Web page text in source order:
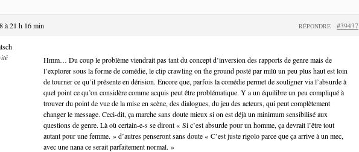
à 21 h 16 min #39437
RÉPONDRE
Hmm… Du coup le problème viendrait pas tant du concept d’inversion des rapports de genre mais de
l’explorer sous la forme de comédie, le clip crawling on the ground posté par milù un peu plus haut est loin
de tourner ce qu’il présente en dérision. Encore que, parfois la comédie permet de souligner via l’absurde à
quel point ce qu’on considère comme acquis peut être problématique. Y a un équilibre un peu compliqué à
trouver du point de vue de la mise en scène, des dialogues, du jeu des acteurs, qui peut complètement
changer le message. Ceci-dit, ça marche sans doute mieux si on est déjà un minimum sensibilisé aux
questions de genre. Là où certain-e-s se diront « Si c’est absurde pour un homme, ça devrait l’être tout
autant pour une femme. » d’autres penseront sans doute « C’est juste rigolo parce que ça arrive à un mec,
avec une nana ce serait parfaitement normal. »